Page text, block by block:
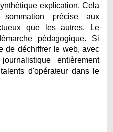
explication. Cela
précise aux
que les autres. Le
pédagogique. Si
de déchiffrer le web, avec
entièrement
d'opérateur dans le